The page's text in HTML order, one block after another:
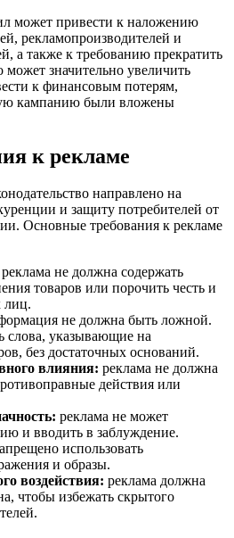
может привести к наложению
рекламопроизводителей и
а также к требованию прекратить
значительно увеличить
к финансовым потерям,
кампанию были вложены
к рекламе
направлено на
и защиту потребителей от
Основные требования к рекламе
реклама не должна содержать
товаров или порочить честь и
лиц.
не должна быть ложной.
слова, указывающие на
без достаточных оснований.
влияния: реклама не должна
действия или
реклама не может
и вводить в заблуждение.
использовать
и образы.
воздействия: реклама должна
чтобы избежать скрытого